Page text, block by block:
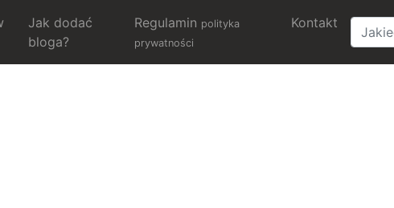
Jak dodać
bloga?
Regulamin polityka
prywatności
Kontakt